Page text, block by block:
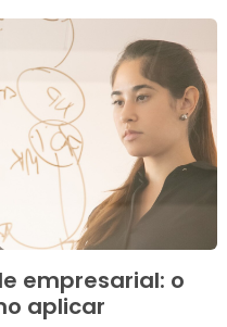
empresarial: o
aplicar